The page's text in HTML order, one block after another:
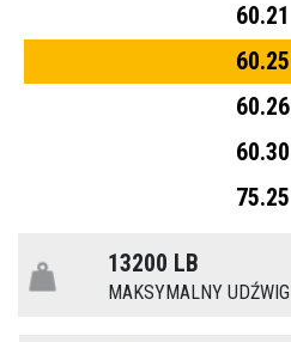
60.21
60.25
60.26
60.30
75.25
13200 LB
MAKSYMALNY UDŹWIG